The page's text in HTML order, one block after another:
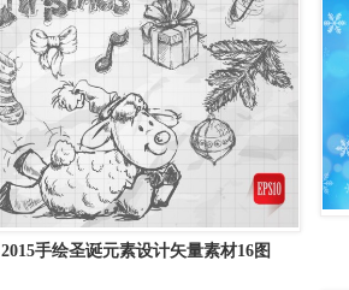
2015手绘圣诞元素设计矢量素材16图